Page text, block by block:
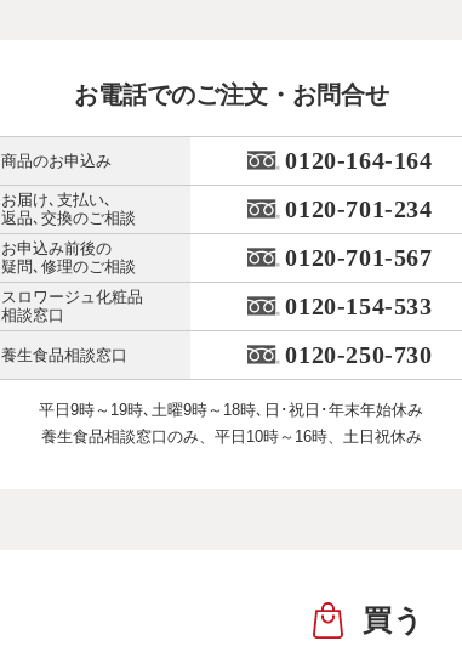
お電話でのご注文・お問合せ
商品のお申込み 0120-164-164
お届け､支払い､
返品､交換のご相談
0120-701-234
お申込み前後の
疑問､修理のご相談
0120-701-567
スロワージュ化粧品
相談窓口
0120-154-533
養生食品相談窓口 0120-250-730
平日9時～19時､土曜9時～18時､ 日･祝日･年末年始休み
養生食品相談窓口のみ、 平日10時～16時、土日祝休み
買う